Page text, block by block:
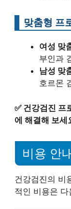
맞춤형 프
여성 맞
부인과
남성 맞
호르몬
✅ 건강검진 프
에 해결해 보세
비용 안
건강검진의 비
적인 비용은